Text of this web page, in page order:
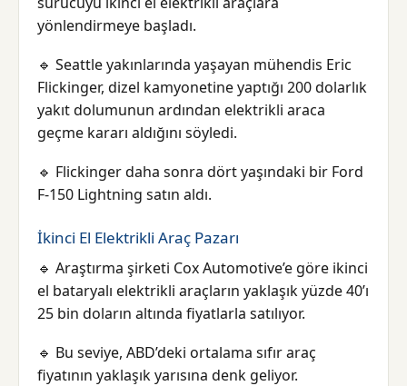
yönlendirmeye başladı.
🔹 Seattle yakınlarında yaşayan mühendis Eric
Flickinger, dizel kamyonetine yaptığı 200 dolarlık
yakıt dolumunun ardından elektrikli araca
geçme kararı aldığını söyledi.
🔹 Flickinger daha sonra dört yaşındaki bir Ford
F-150 Lightning satın aldı.
İkinci El Elektrikli Araç Pazarı
🔹 Araştırma şirketi Cox Automotive’e göre ikinci
el bataryalı elektrikli araçların yaklaşık yüzde 40’ı
25 bin doların altında fiyatlarla satılıyor.
🔹 Bu seviye, ABD’deki ortalama sıfır araç
fiyatının yaklaşık yarısına denk geliyor.